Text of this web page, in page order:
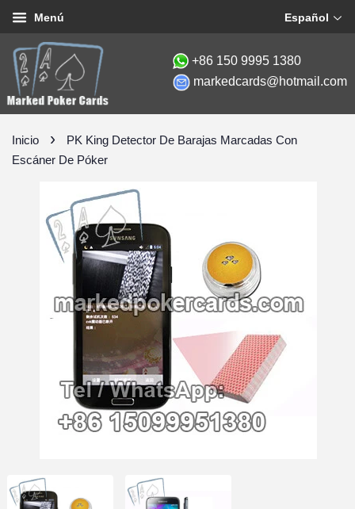
+86 150 9995 1380
markedcards@hotmail.com
Menú Español
Inicio ›
PK King Detector De Barajas Marcadas Con
Escáner De Póker